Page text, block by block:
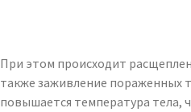
При этом происходит
также заживление пораженных
повышается температура тела,